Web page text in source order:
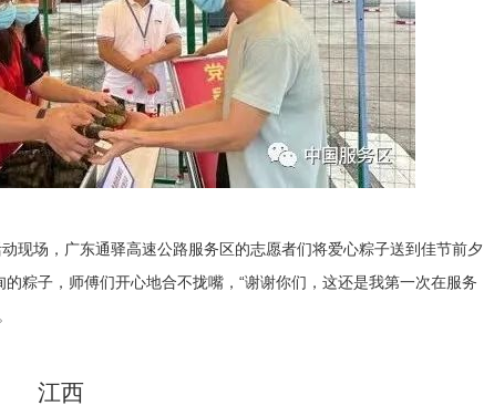
现场，广东通驿高速公路服务区的志愿者们将爱心粽子送到佳节前夕
粽子，师傅们开心地合不拢嘴，“谢谢你们，这还是我第一次在服务
江西